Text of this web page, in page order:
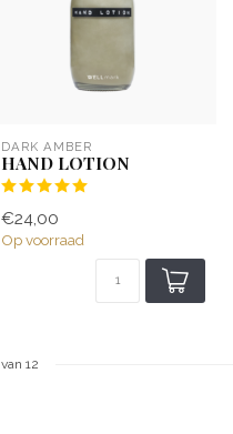
DARK AMBER
HAND LOTION
€24,00
Op voorraad
van 12